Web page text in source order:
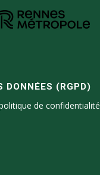
DONNÉES (RGPD)
de confidentialité